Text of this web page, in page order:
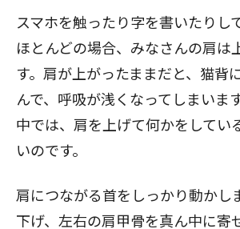
スマホを触ったり字を書いたりし
ほとんどの場合、みなさんの肩は
す。肩が上がったままだと、猫背
んで、呼吸が浅くなってしまいま
中では、肩を上げて何かをしてい
いのです。
肩につながる首をしっかり動かし
下げ、左右の肩甲骨を真ん中に寄